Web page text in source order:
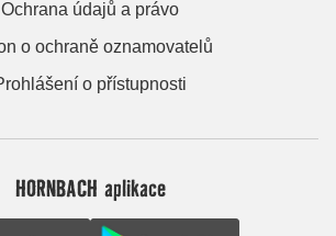
Ochrana údajů a právo
o ochraně oznamovatelů
o přístupnosti
HORNBACH aplikace